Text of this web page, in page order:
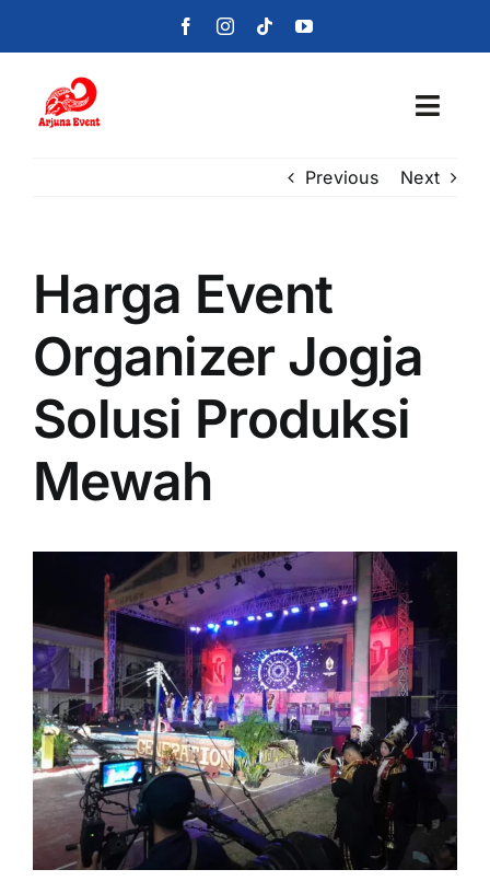
Beranda
Foto
Portofolio
Blog
Hubungi Kami
Previous Next
Harga Event
Organizer Jogja
Solusi Produksi
Mewah